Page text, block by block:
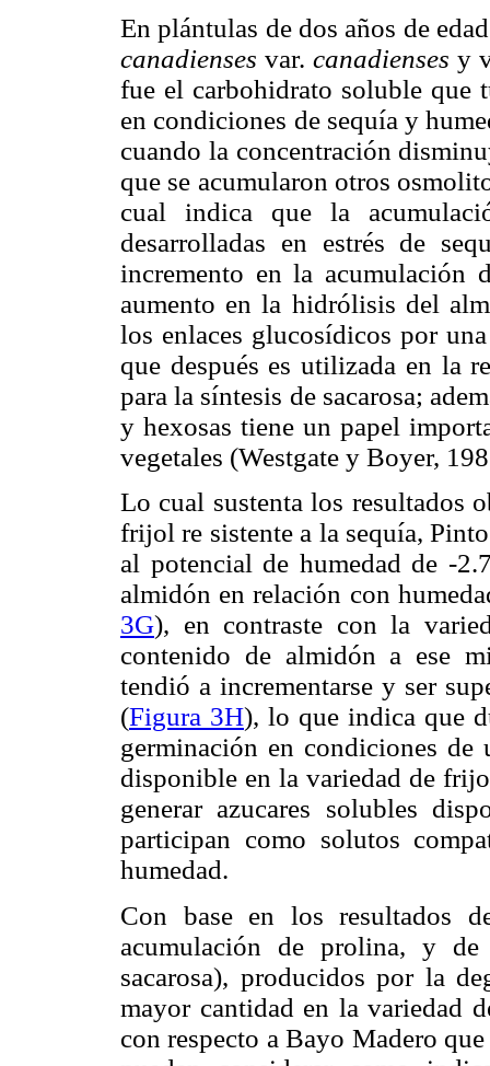
En plántulas de dos años de
canadienses var. canadienses y
fue el carbohidrato soluble que
en condiciones de sequía y
cuando la concentración
que se acumularon otros
cual indica que la
desarrolladas en estrés de
incremento en la acumulación
aumento en la hidrólisis del
los enlaces glucosídicos por
que después es utilizada en la
para la síntesis de sacarosa;
y hexosas tiene un papel
vegetales (Westgate y Boyer,
Lo cual sustenta los resultados
frijol re sistente a la sequía,
al potencial de humedad de -
almidón en relación con
3G), en contraste con la
contenido de almidón a ese
tendió a incrementarse y ser
(Figura 3H), lo que indica que
germinación en condiciones
disponible en la variedad de
generar azucares solubles
participan como solutos
humedad.
Con base en los resultados
acumulación de prolina, y de
sacarosa), producidos por la
mayor cantidad en la variedad
con respecto a Bayo Madero